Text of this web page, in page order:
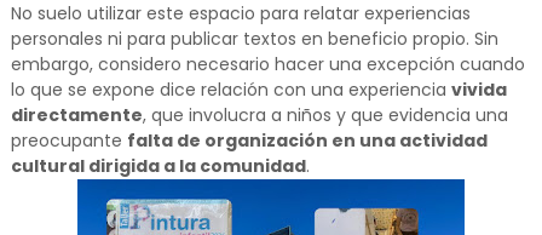
No suelo utilizar este espacio para relatar experiencias
personales ni para publicar textos en beneficio propio. Sin
embargo, considero necesario hacer una excepción cuando
lo que se expone dice relación con una experiencia vivida
directamente, que involucra a niños y que evidencia una
preocupante falta de organización en una actividad
cultural dirigida a la comunidad.